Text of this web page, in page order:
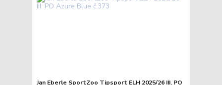
Jan Eberle SportZoo Tipsport ELH 2025/26 III. PO